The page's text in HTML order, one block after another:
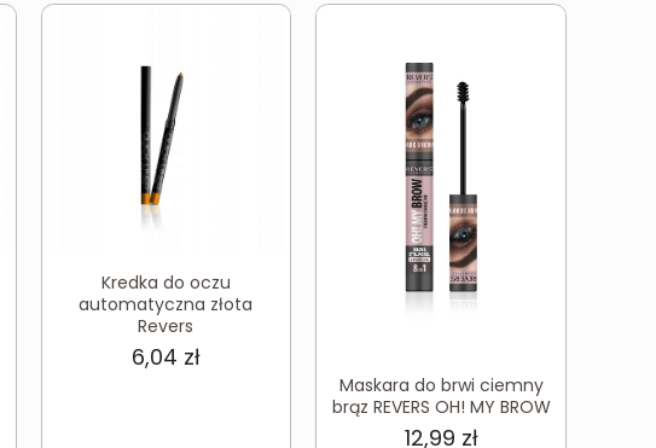
Kredka do oczu
automatyczna złota
Revers
6,04 zł
Maskara do brwi ciemny
brąz REVERS OH! MY BROW
12,99 zł